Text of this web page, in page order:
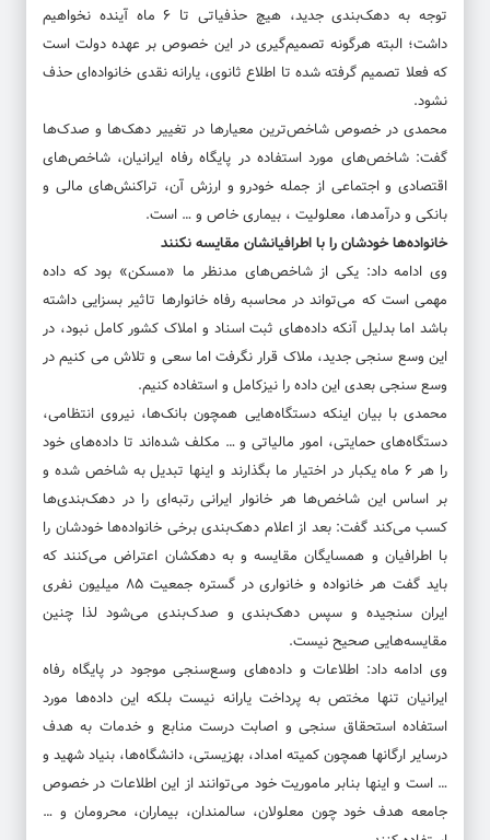
توجه به دهک‌بندی جدید، هیچ حذفیاتی تا ۶ ماه آینده نخواهیم
داشت؛ البته هرگونه تصمیم‌گیری در این خصوص بر عهده دولت است
که فعلا تصمیم گرفته شده تا اطلاع ثانوی، یارانه نقدی خانواده‌ای حذف
نشود.
محمدی در خصوص شاخص‌ترین معیارها در تغییر دهک‌ها و صدک‌ها
گفت: شاخص‌های مورد استفاده در پایگاه رفاه ایرانیان، شاخص‌های
اقتصادی و اجتماعی از جمله خودرو و ارزش آن، تراکنش‌های مالی و
بانکی و درآمدها، معلولیت ، بیماری خاص و … است.
خانواده‌ها خودشان را با اطرافیانشان مقایسه نکنند
وی ادامه داد: یکی از شاخص‌های مدنظر ما «مسکن» بود که داده
مهمی است که می‌تواند در محاسبه رفاه خانوارها تاثیر بسزایی داشته
باشد اما بدلیل آنکه داده‌های ثبت اسناد و املاک کشور کامل نبود، در
این وسع سنجی جدید، ملاک قرار نگرفت اما سعی و تلاش می کنیم در
وسع سنجی بعدی این داده را نیزکامل و استفاده کنیم.
محمدی با بیان اینکه دستگاه‌هایی همچون بانک‌ها، نیروی انتظامی،
دستگاه‌های حمایتی، امور مالیاتی و … مکلف شده‌اند تا داده‌های خود
را هر ۶ ماه یکبار در اختیار ما بگذارند و اینها تبدیل به شاخص شده و
بر اساس این شاخص‌ها هر خانوار ایرانی رتبه‌ای را در دهک‌بندی‌ها
کسب می‌کند گفت: بعد از اعلام دهک‌بندی برخی خانواده‌ها خودشان را
با اطرافیان و همسایگان مقایسه و به دهکشان اعتراض می‌کنند که
باید گفت هر خانواده و خانواری در گستره جمعیت ۸۵ میلیون نفری
ایران سنجیده و سپس دهک‌بندی و صدک‌بندی می‌شود لذا چنین
مقایسه‌هایی صحیح نیست.
وی ادامه داد: اطلاعات و داده‌های وسع‌سنجی موجود در پایگاه رفاه
ایرانیان تنها مختص به پرداخت یارانه نیست بلکه این داده‌ها مورد
استفاده استحقاق سنجی و اصابت درست منابع و خدمات به هدف
درسایر ارگانها همچون کمیته امداد، بهزیستی، دانشگاه‌ها، بنیاد شهید و
… است و اینها بنابر ماموریت خود می‌توانند از این اطلاعات در خصوص
جامعه هدف خود چون معلولان، سالمندان، بیماران، محرومان و …